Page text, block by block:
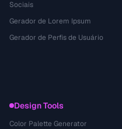
Sociais
Gerador de Lorem Ipsum
Gerador de Perfis de Usuário
Design Tools
Color Palette Generator